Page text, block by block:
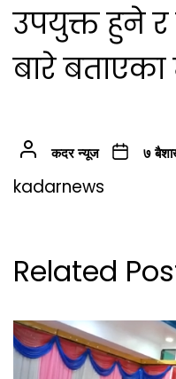
उपयुक्त हुने
बारे
कदर न्यूज ७
kadarnews
Related